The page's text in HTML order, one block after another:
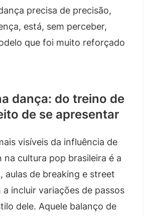
precisa de precisão,
está, sem perceber,
que foi muito reforçado
dança: do treino de
de se apresentar
visíveis da influência de
na cultura pop brasileira é a
aulas de breaking e street
a incluir variações de passos
dele. Aquele balanço de